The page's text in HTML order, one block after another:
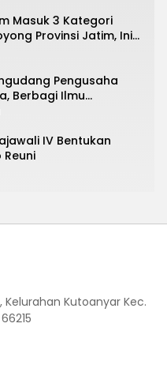
Masuk 3 Kategori
Provinsi Jatim, Ini
Trenggalek
Pengusaha
Berbagi Ilmu
dan UMKM
IV Bentukan
Kutoanyar Kec.